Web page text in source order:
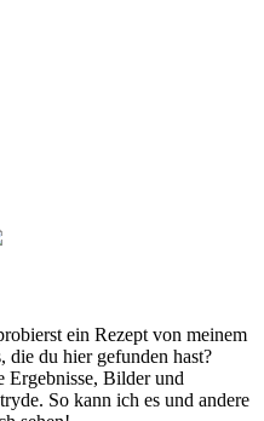
ein Rezept von meinem
die du hier gefunden hast?
Ergebnisse, Bilder und
So kann ich es und andere